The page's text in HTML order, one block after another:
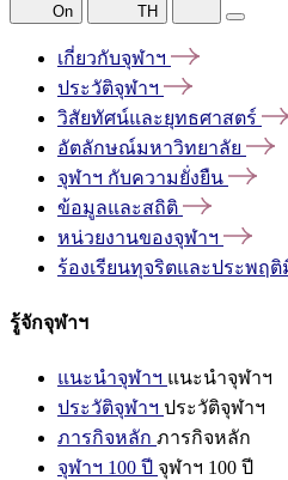
On TH
เกี่ยวกับจุฬาฯ
ประวัติจุฬาฯ
วิสัยทัศน์และยุทธศาสตร์
อัตลักษณ์มหาวิทยาลัย
จุฬาฯ กับความยั่งยืน
ข้อมูลและสถิติ
หน่วยงานของจุฬาฯ
ร้องเรียนทุจริตและประพฤ
รู้จักจุฬาฯ
แนะนำจุฬาฯ แนะนำจุฬาฯ
ประวัติจุฬาฯ ประวัติจุฬาฯ
ภารกิจหลัก ภารกิจหลัก
จุฬาฯ 100 ปี จุฬาฯ 100 ปี